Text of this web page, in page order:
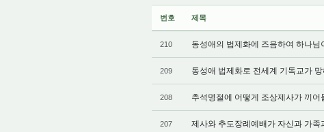
번호 제목
210 동성애의 법제화에 즈음하여 하나
209 동성애 법제화로 전세계 기독교가
208 추석명절에 어떻게 조상제사가 끼
207 제사와 추도장례예배가 자신과 가